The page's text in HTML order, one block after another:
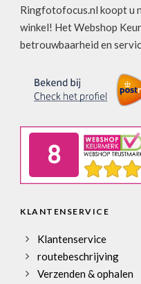
Ringfotofocus.nl koopt u
winkel! Het Webshop
betrouwbaarheid en
KLANTENSERVICE
Klantenservice
routebeschrijving
Verzenden & ophalen